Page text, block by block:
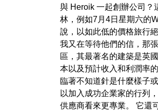
與 Heroik 一起創辦公司？
林，例如7月4日星期六的
說，以如此低的價格旅行
我又在等待他們的信，那
區，其最著名的建築是英
本以及預計收入和利潤率
臨著不知道針是什麼樣子
以加入成功企業家的行列
供應商看來更專業。 它還